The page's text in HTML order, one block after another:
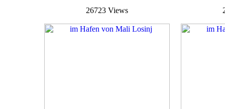
26723 Views